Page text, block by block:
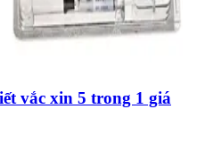
vắc xin 5 trong 1 giá